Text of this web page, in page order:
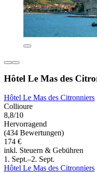
Hôtel Le Mas des
Hôtel Le Mas des Citronniers
Collioure
8,8/10
Hervorragend
(434 Bewertungen)
174 €
inkl. Steuern & Gebühren
1. Sept.–2. Sept.
Hôtel Le Mas des Citronniers